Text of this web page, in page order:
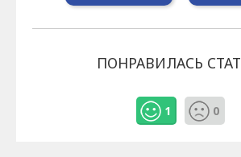
ПОНРАВИЛАСЬ
1 0